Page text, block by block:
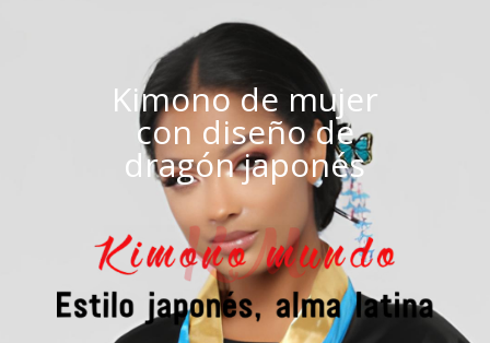
Kimono de mujer
con diseño de
dragón japonés